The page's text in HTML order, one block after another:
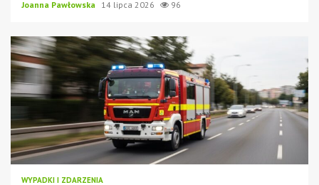
Joanna Pawłowska 14 lipca 2026 96
WYPADKI I ZDARZENIA